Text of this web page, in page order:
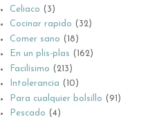
Celiaco (3)
Cocinar rapido (32)
Comer sano (18)
En un plis-plas (162)
Facilísimo (213)
Intolerancia (10)
Para cualquier bolsillo (91)
Pescado (4)